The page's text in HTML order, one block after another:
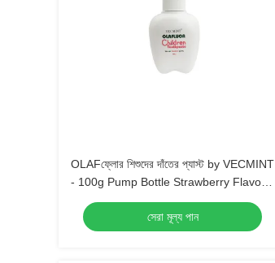
OLAFফ্লোর শিশুদের দাঁতের প্যাস্ট by VECMINT
- 100g Pump Bottle Strawberry Flavor
নিরাপদ মৌখিক যত্ন দাঁতের প্যাস্ট for Kids
সেরা মূল্য পান